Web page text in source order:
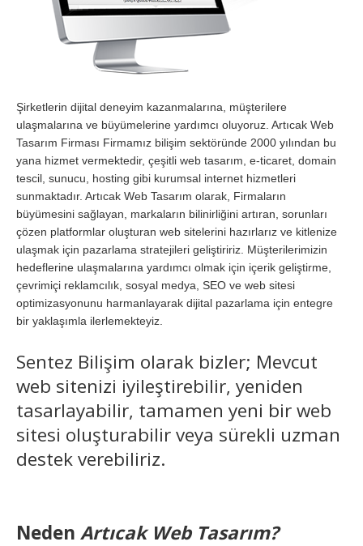
Şirketlerin dijital deneyim kazanmalarına, müşterilere
ulaşmalarına ve büyümelerine yardımcı oluyoruz. Artıcak Web
Tasarım Firması Firmamız bilişim sektöründe 2000 yılından bu
yana hizmet vermektedir, çeşitli web tasarım, e-ticaret, domain
tescil, sunucu, hosting gibi kurumsal internet hizmetleri
sunmaktadır. Artıcak Web Tasarım olarak, Firmaların
büyümesini sağlayan, markaların bilinirliğini artıran, sorunları
çözen platformlar oluşturan web sitelerini hazırlarız ve kitlenize
ulaşmak için pazarlama stratejileri geliştiririz. Müşterilerimizin
hedeflerine ulaşmalarına yardımcı olmak için içerik geliştirme,
çevrimiçi reklamcılık, sosyal medya, SEO ve web sitesi
optimizasyonunu harmanlayarak dijital pazarlama için entegre
bir yaklaşımla ilerlemekteyiz.
Sentez Bilişim olarak bizler; Mevcut
web sitenizi iyileştirebilir, yeniden
tasarlayabilir, tamamen yeni bir web
sitesi oluşturabilir veya sürekli uzman
destek verebiliriz.
Neden Artıcak Web Tasarım?